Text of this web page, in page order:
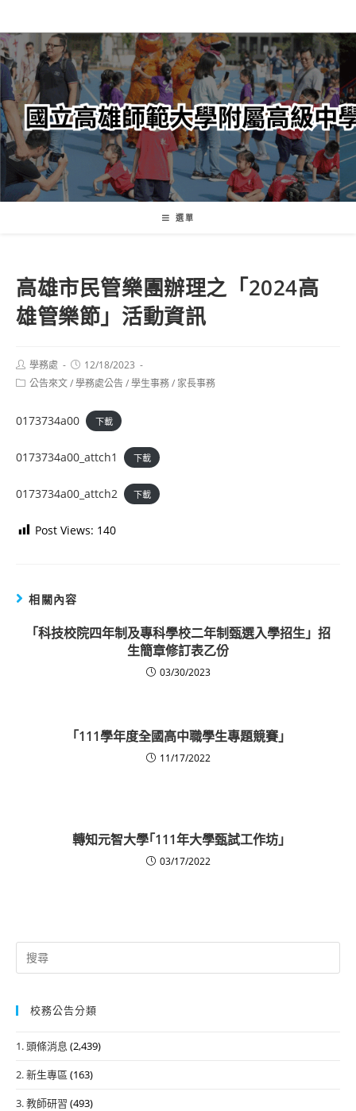
轉
至
主
內
容
選單
高雄市民管樂團辦理之「2024高
雄管樂節」活動資訊
Post
author:
學務處
Post
published:
12/18/2023
Post公告來文/學務處公告/學生事務/ 家長事務
0173734a00 下載
0173734a00_attch1 下載
0173734a00_attch2 下載
Post Views: 140
相關內容
「科技校院四年制及專科學校二年制甄選入學招生」招
生簡章修訂表乙份
03/30/2023
「111學年度全國高中職學生專題競賽」
11/17/2022
轉知元智大學｢111年大學甄試工作坊｣
03/17/2022
Search
for:
校務公告分類
1. 頭條消息 (2,439)
2. 新生專區 (163)
3. 教師研習 (493)